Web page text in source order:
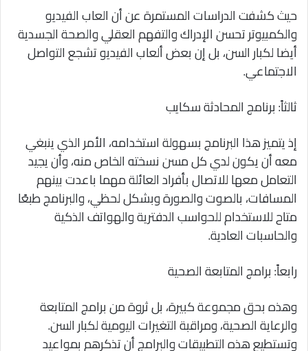
حيث كشفت الدراسات المستمرة عن أن العاب الفيديو
والكمبيوتر تحسن الإدراك والتفهم العقلي والصحة الجسدية
أيضا لكبار السن، بل إن بعض ألعاب الفيديو تشجع التواصل
الاجتماعي.
ثالثاً: برنامج المحادثة سكايب
إذ يتميز هذا البرنامج بسهولة استخدامه، الأمر الذي ينبغي
معه أن يكون لدي كل مسن نسخته الخاص منه، وأن يجيد
التعامل معها للاتصال بأفراد العائلة مهما باعدت بينهم
المسافات، بالصوت والصورة وبشكل لحظي، والبرنامج طبعًا
متاح للاستخدام للحواسب الدفترية والهواتف الذكية
والحاسبات العادية.
رابعاً: برامج المتابعة الصحية
وهذه بحق مجموعة كبيرة، بل ثروة من برامج المتابعة
والرعاية الصحية، ومراقبة التغيرات اليومية لكبار السن.
وتستطيع هذه التطبيقات والبرامج أن تذكرهم بمواعيد